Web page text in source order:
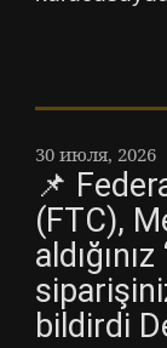
30 июля, 2026
📌
(FTC),
bildirdi